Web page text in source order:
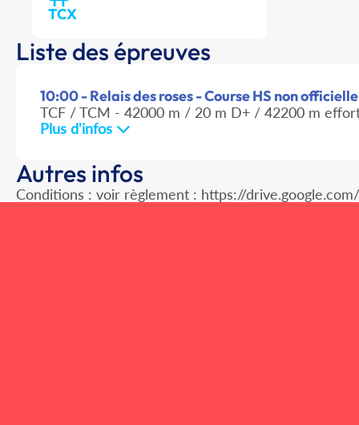
TCX
Liste des épreuves
10:00 - Relais des roses - Course HS non officielle
TCF / TCM - 42000 m / 20 m D+ / 42200 m
Plus d'infos
Autres infos
Conditions : voir règlement : https://